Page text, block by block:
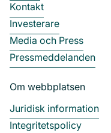
Kontakt
Investerare
Media och Press
Pressmeddelanden
Om webbplatsen
Juridisk information
Integritetspolicy